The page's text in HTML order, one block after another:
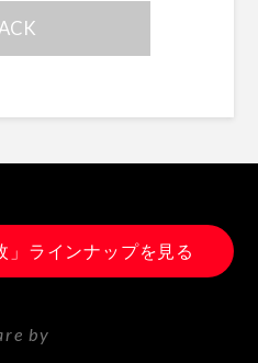
」ラインナップを見る
by